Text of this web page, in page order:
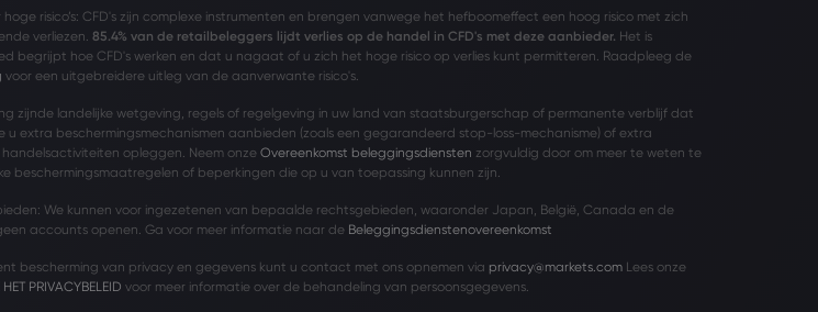
risico’s: CFD's zijn complexe instrumenten en brengen vanwege het hefboomeffect een hoog risico met zich
verliezen. 85.4% van de retailbeleggers lijdt verlies op de handel in CFD's met deze aanbieder. Het is
begrijpt hoe CFD's werken en dat u nagaat of u zich het hoge risico op verlies kunt permitteren. Raadpleeg de
voor een uitgebreidere uitleg van de aanverwante risico's.
zijnde landelijke wetgeving, regels of regelgeving in uw land van staatsburgerschap of permanente verblijf dat
u extra beschermingsmechanismen aanbieden (zoals een gegarandeerd stop-loss-mechanisme) of extra
opleggen. Neem onzeOvereenkomst beleggingsdiensten zorgvuldig door om meer te weten te
beschermingsmaatregelen of beperkingen die op u van toepassing kunnen zijn.
We kunnen voor ingezetenen van bepaalde rechtsgebieden, waaronder Japan, België, Canada en de
accounts openen. Ga voor meer informatie naar de Beleggingsdienstenovereenkomst
bescherming van privacy en gegevens kunt u contact met ons opnemen via privacy@markets.comLees onze
PRIVACYBELEID voor meer informatie over de behandeling van persoonsgegevens.